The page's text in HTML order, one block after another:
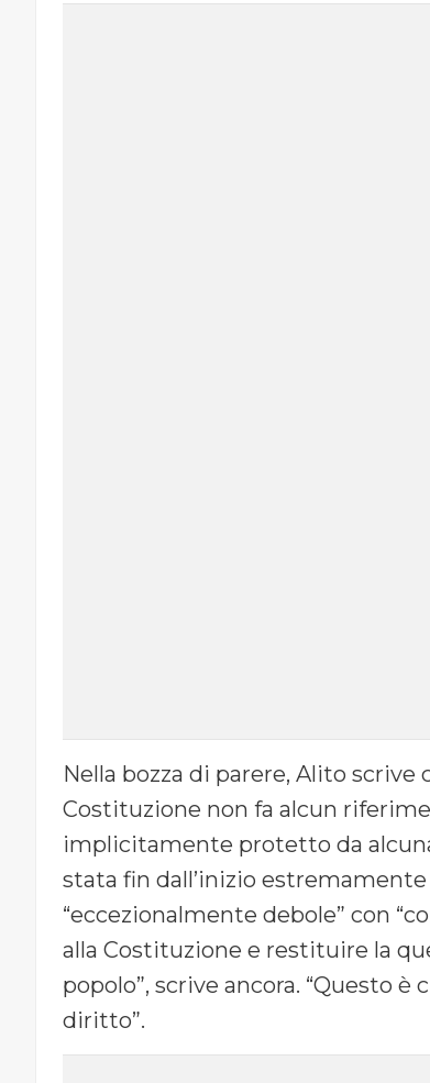
Nella bozza di parere, Alito scrive
Costituzione non fa alcun
implicitamente protetto da
stata fin dall’inizio
“eccezionalmente debole” con
alla Costituzione e restituire la
popolo”, scrive ancora. “Questo
diritto”.